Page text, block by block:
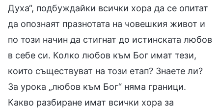
Духа“, подбуждайки всички хора да се опитат
да опознаят празнотата на човешкия живот и
по този начин да стигнат до истинската любов
в себе си. Колко любов към Бог имат тези,
които съществуват на този етап? Знаете ли?
За урока „любов към Бог“ няма граници.
Какво разбиране имат всички хора за